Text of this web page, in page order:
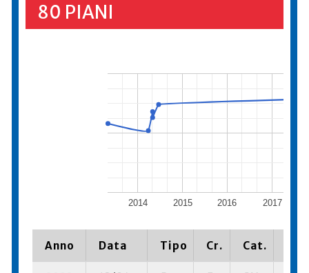
80 PIANI
2014 2015 2016 2017
Anno Data Tipo Cr. Cat.